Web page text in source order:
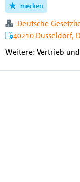
merken
Deutsche
40210 Düsseldorf,
Weitere: Vertrieb